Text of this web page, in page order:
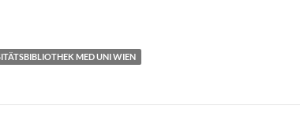
MED UNI WIEN